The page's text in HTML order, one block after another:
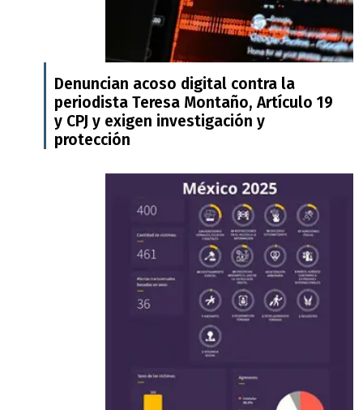
Denuncian acoso digital contra la
periodista Teresa Montaño, Artículo 19
y CPJ y exigen investigación y
protección